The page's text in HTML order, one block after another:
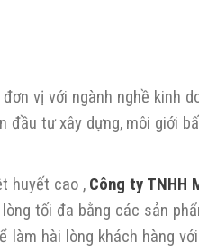
đơn vị với ngành nghề kinh
tư xây dựng, môi giới
huyết cao , Công ty TNHH
tối đa bằng các sản
làm hài lòng khách hàng